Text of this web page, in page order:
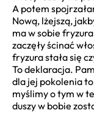
A potem
Nową, lżejszą,
ma w sobie
zaczęły ścinać
fryzura stała się
To deklaracja.
dla jej pokolenia
myślimy o tym w
duszy w bobie